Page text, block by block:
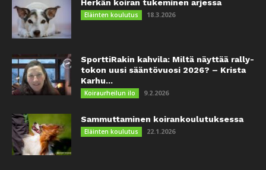
Herkän koiran tukeminen arjessa
Eläinten koulutus 18.3.2026
SporttiRakin kahvila: Miltä näyttää rally-
tokon uusi sääntövuosi 2026? – Krista
Karhu...
Koiraurheilun ilo 9.2.2026
Sammuttaminen koirankoulutuksessa
Eläinten koulutus 22.1.2026